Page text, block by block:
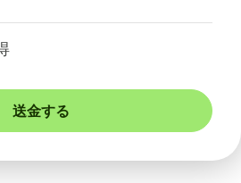
送金する